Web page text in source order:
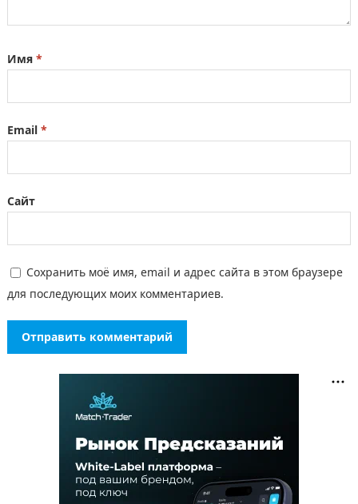
Имя *
Email *
Сайт
Сохранить моё имя, email и адрес сайта в этом браузере
для последующих моих комментариев.